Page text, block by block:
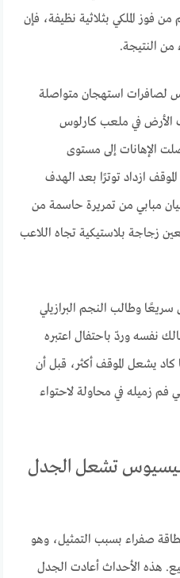
فوز الملكي بثلاثية نظيفة، فإن
النتيجة.
لصافرات استهجان متواصلة
الأرض في ملعب كارلوس
الإهانات إلى مستوى
ازداد توترًا بعد الهدف
مبابي من تمريرة حاسمة من
زجاجة بلاستيكية تجاه اللاعب
وطالب النجم البرازيلي
نفسه وردّ باحتفال اعتبره
كاد يشعل الموقف أكثر، قبل أن
فم زميله في محاولة لاحتواء
تشعل الجدل
صفراء بسبب التمثيل، وهو
هذه الأحداث أعادت الجدل